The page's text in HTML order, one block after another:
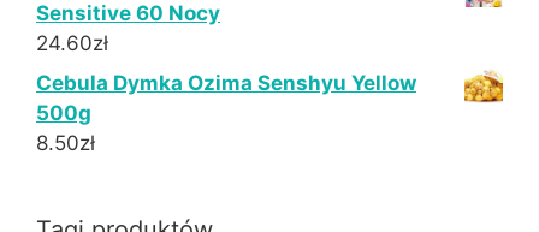
Sensitive 60 Nocy
24.60zł
Cebula Dymka Ozima Senshyu Yellow
500g
8.50zł